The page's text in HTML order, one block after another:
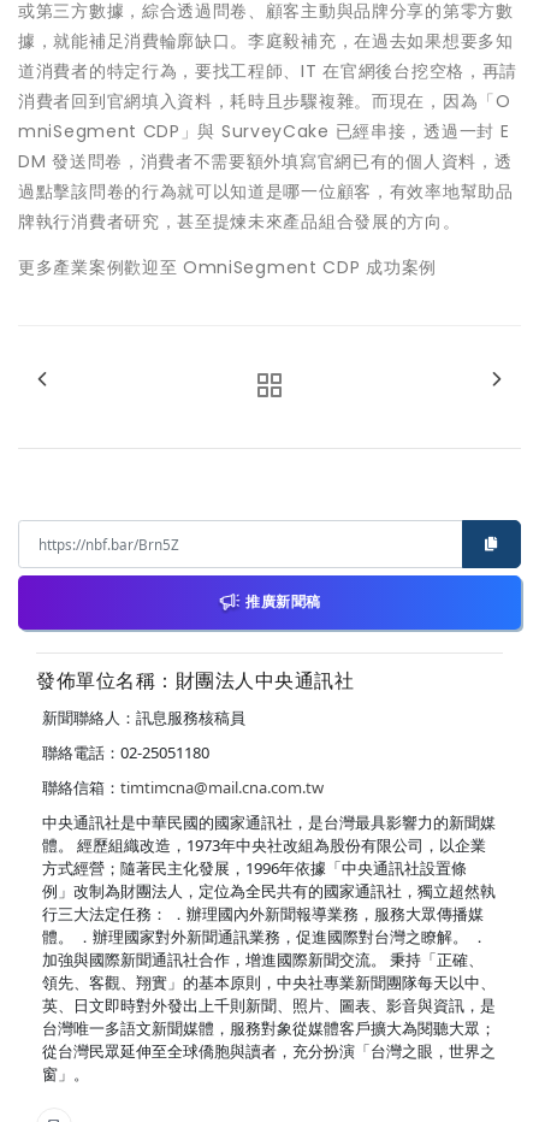
或第三方數據，綜合透過問卷、顧客主動與品牌分享的第零方數
據，就能補足消費輪廓缺口。李庭毅補充，在過去如果想要多知
道消費者的特定行為，要找工程師、IT 在官網後台挖空格，再請
消費者回到官網填入資料，耗時且步驟複雜。而現在，因為「O
mniSegment CDP」與 SurveyCake 已經串接，透過一封 E
DM 發送問卷，消費者不需要額外填寫官網已有的個人資料，透
過點擊該問卷的行為就可以知道是哪一位顧客，有效率地幫助品
牌執行消費者研究，甚至提煉未來產品組合發展的方向。
更多產業案例歡迎至 OmniSegment CDP 成功案例
推廣新聞稿
發佈單位名稱：財團法人中央通訊社
新聞聯絡人：訊息服務核稿員
聯絡電話：02-25051180
聯絡信箱： timtimcna@mail.cna.com.tw
中央通訊社是中華民國的國家通訊社，是台灣最具影響力的新聞媒
體。 經歷組織改造，1973年中央社改組為股份有限公司，以企業
方式經營；隨著民主化發展，1996年依據「中央通訊社設置條
例」改制為財團法人，定位為全民共有的國家通訊社，獨立超然執
行三大法定任務： ．辦理國內外新聞報導業務，服務大眾傳播媒
體。 ．辦理國家對外新聞通訊業務，促進國際對台灣之瞭解。 ．
加強與國際新聞通訊社合作，增進國際新聞交流。 秉持「正確、
領先、客觀、翔實」的基本原則，中央社專業新聞團隊每天以中、
英、日文即時對外發出上千則新聞、照片、圖表、影音與資訊，是
台灣唯一多語文新聞媒體，服務對象從媒體客戶擴大為閱聽大眾；
從台灣民眾延伸至全球僑胞與讀者，充分扮演「台灣之眼，世界之
窗」。